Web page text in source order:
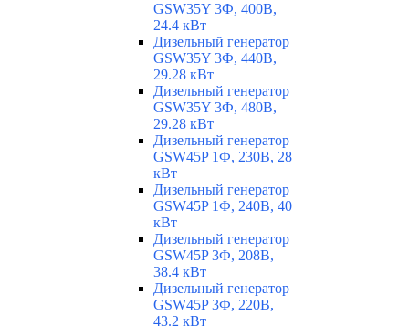
GSW35Y 3Ф, 400В,
24.4 кВт
Дизельный генератор
GSW35Y 3Ф, 440В,
29.28 кВт
Дизельный генератор
GSW35Y 3Ф, 480В,
29.28 кВт
Дизельный генератор
GSW45P 1Ф, 230В, 28
кВт
Дизельный генератор
GSW45P 1Ф, 240В, 40
кВт
Дизельный генератор
GSW45P 3Ф, 208В,
38.4 кВт
Дизельный генератор
GSW45P 3Ф, 220В,
43.2 кВт